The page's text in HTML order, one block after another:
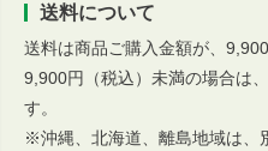
送料について
送料は商品ご購入金額が、
9,900円（税込）未満の場合は
す。
※沖縄、北海道、離島地域は、